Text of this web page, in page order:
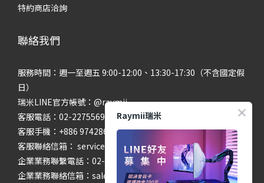
特約商店洽詢
聯絡我們
服務時間：週一至週五 9:00-12:00、13:30-17:30（不含國定假
日）
瑞米LINE官方帳號：@raymii
客服電話：02-22755699 #201 #202
客服手機：+886 974286654
客服聯絡信箱： service@raymii.com
企業業務聯繫電話：02-22755699 #302
企業業務聯絡信箱：sales@raymii.com
Raymii瑞米